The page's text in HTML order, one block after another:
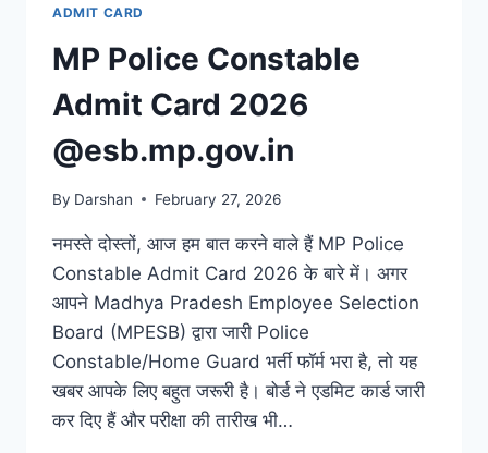
ADMIT CARD
MP Police Constable
Admit Card 2026
@esb.mp.gov.in
By Darshan February 27, 2026
नमस्ते दोस्तों, आज हम बात करने वाले हैं MP Police
Constable Admit Card 2026 के बारे में। अगर
आपने Madhya Pradesh Employee Selection
Board (MPESB) द्वारा जारी Police
Constable/Home Guard भर्ती फॉर्म भरा है, तो यह
खबर आपके लिए बहुत जरूरी है। बोर्ड ने एडमिट कार्ड जारी
कर दिए हैं और परीक्षा की तारीख भी…